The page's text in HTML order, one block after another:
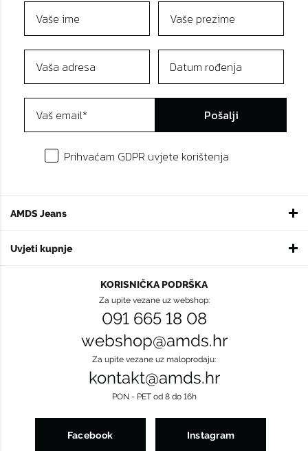
AMDS Jeans
Uvjeti kupnje
Pošalji
Prihvaćam GDPR uvjete korištenja
KORISNIČKA PODRŠKA
Za upite vezane uz webshop:
091 665 18 08
webshop@amds.hr
Za upite vezane uz maloprodaju:
kontakt@amds.hr
PON - PET od 8 do 16h
Facebook Instagram